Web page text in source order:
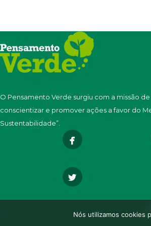
O Pensamento Verde surgiu com a missão de
conscientizar e promover ações a favor do
Sustentabilidade”.
Nós utilizamos cookies